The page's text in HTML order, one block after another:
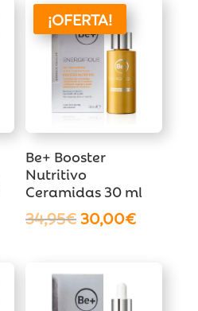
era:
34,95€.
¡OFERTA!
Be+ Booster
Nutritivo
Ceramidas 30 ml
34,95€El
era:
34,95€.
30,00€El